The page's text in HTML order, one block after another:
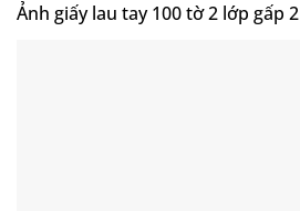
Ảnh giấy lau tay 100 tờ 2 lớp gấp 2